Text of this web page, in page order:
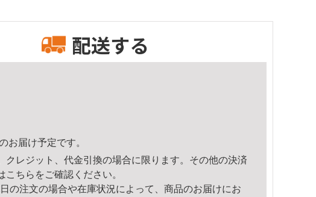
配送する
お届け予定です。
クレジット、代金引換の場合に限ります。その他の決済
こちら をご確認ください。
の注文の場合や在庫状況によって、商品のお届けにお